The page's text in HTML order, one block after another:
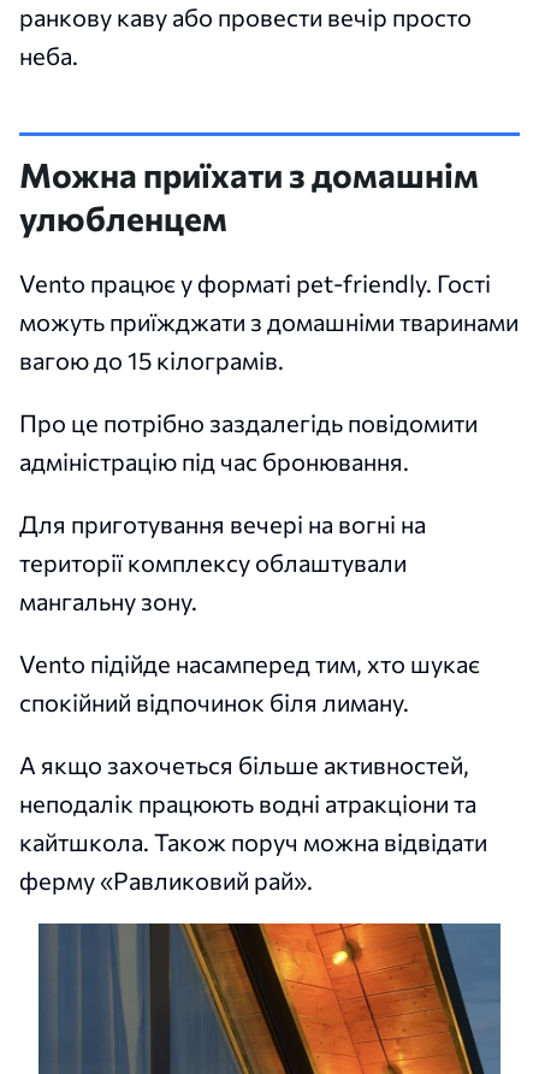
ранкову каву або провести вечір просто
неба.
Можна приїхати з домашнім
улюбленцем
Vento працює у форматі pet-friendly. Гості
можуть приїжджати з домашніми тваринами
вагою до 15 кілограмів.
Про це потрібно заздалегідь повідомити
адміністрацію під час бронювання.
Для приготування вечері на вогні на
території комплексу облаштували
мангальну зону.
Vento підійде насамперед тим, хто шукає
спокійний відпочинок біля лиману.
А якщо захочеться більше активностей,
неподалік працюють водні атракціони та
кайтшкола. Також поруч можна відвідати
ферму «Равликовий рай».